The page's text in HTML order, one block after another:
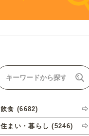
飲食 (6682)
住まい・暮らし (5246)